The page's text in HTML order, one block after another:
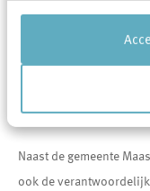
In het akkoord staan
klimaatadaptatie en
Door onze krachten te
écht het verschil
gemeente.
Naast de gemeente
ook de